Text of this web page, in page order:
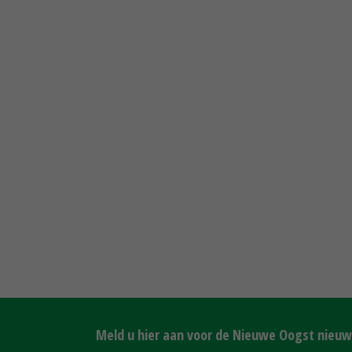
Meld u hier aan voor de Nieuwe Oogst